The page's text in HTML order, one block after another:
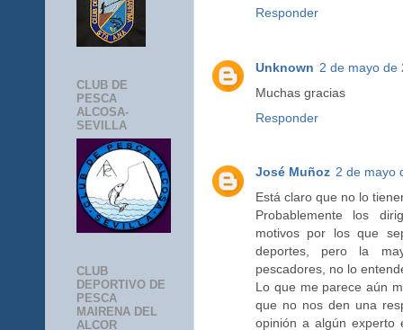
Responder
Unknown 2 de mayo de
Muchas gracias
Responder
José Muñoz 2 de mayo
Está claro que no lo
Probablemente los
motivos por los que
deportes, pero la
pescadores, no lo
Lo que me parece aún
que no nos den una
opinión a algún
CLUB DE
PESCA
ALCOSA-
SEVILLA
CLUB
DEPORTIVO DE
PESCA
MAIRENA DEL
ALCOR